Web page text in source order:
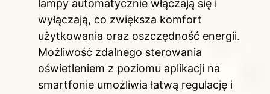
lampy automatycznie włączają się i
wyłączają, co zwiększa komfort
użytkowania oraz oszczędność energii.
Możliwość zdalnego sterowania
oświetleniem z poziomu aplikacji na
smartfonie umożliwia łatwą regulację i